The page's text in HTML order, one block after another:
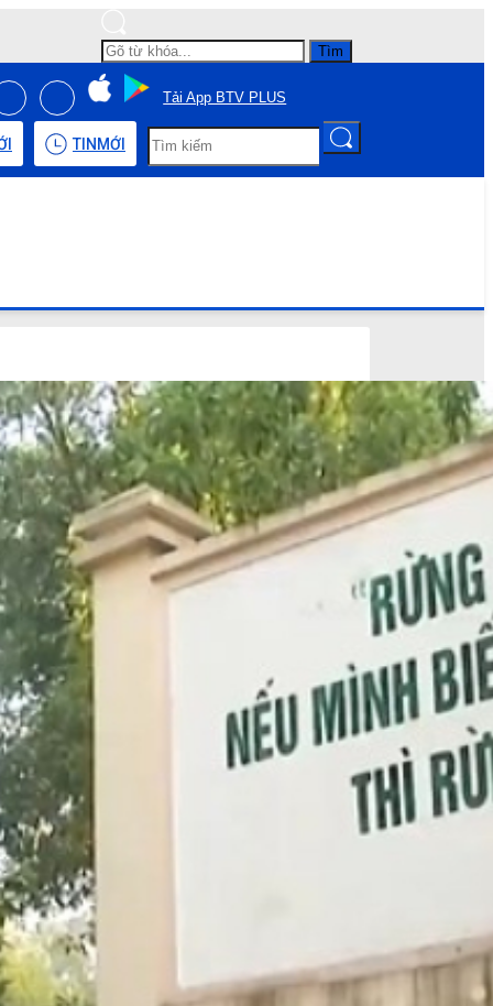
Tìm
Tải App BTV PLUS
TIN MỚI